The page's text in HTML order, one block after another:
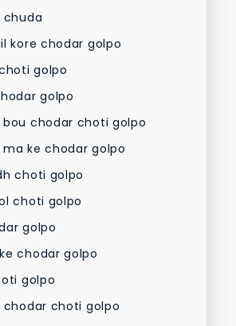
chuda
kore chodar golpo
golpo
golpo
chodar choti golpo
ke chodar golpo
choti golpo
choti golpo
golpo
chodar golpo
golpo
chodar choti golpo